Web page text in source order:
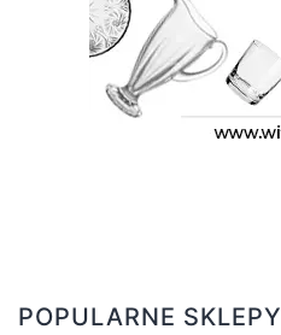
POPULARNE SKLEPY